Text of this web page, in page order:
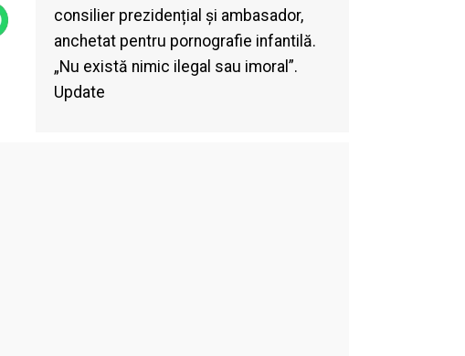
consilier prezidențial și ambasador,
anchetat pentru pornografie infantilă.
„Nu există nimic ilegal sau imoral”.
Update